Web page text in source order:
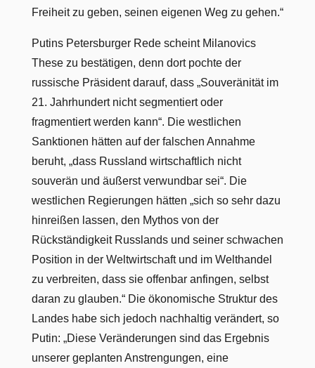
Freiheit zu geben, seinen eigenen Weg zu gehen.“
Putins Petersburger Rede scheint Milanovics
These zu bestätigen, denn dort pochte der
russische Präsident darauf, dass „Souveränität im
21. Jahrhundert nicht segmentiert oder
fragmentiert werden kann“. Die westlichen
Sanktionen hätten auf der falschen Annahme
beruht, „dass Russland wirtschaftlich nicht
souverän und äußerst verwundbar sei“. Die
westlichen Regierungen hätten „sich so sehr dazu
hinreißen lassen, den Mythos von der
Rückständigkeit Russlands und seiner schwachen
Position in der Weltwirtschaft und im Welthandel
zu verbreiten, dass sie offenbar anfingen, selbst
daran zu glauben.“ Die ökonomische Struktur des
Landes habe sich jedoch nachhaltig verändert, so
Putin: „Diese Veränderungen sind das Ergebnis
unserer geplanten Anstrengungen, eine